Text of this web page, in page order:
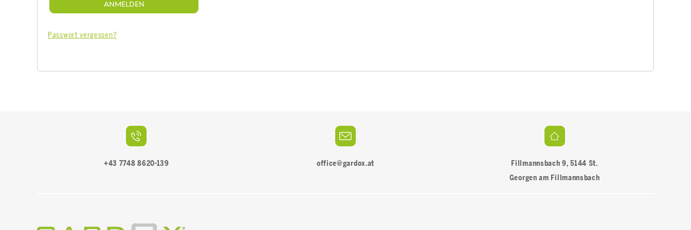
ANMELDEN
Passwort vergessen?
+43 7748 8620-139 office@gardox.at
Fillmannsbach 9, 5144 St.
Georgen am Fillmannsbach